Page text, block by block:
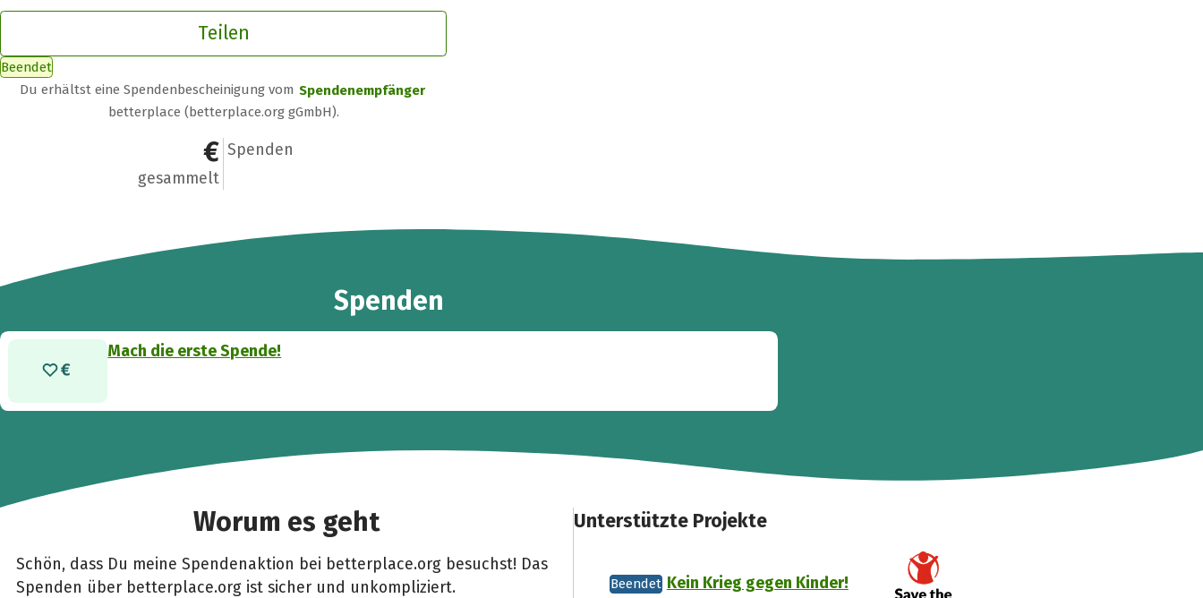
Teilen
Beendet
Du erhältst eine Spendenbescheinigung vom Spendenempfänger
betterplace (betterplace.org gGmbH).
0 €
gesammelt
0
Spenden
Spenden
Mach die erste Spende!
Worum es geht
Schön, dass Du meine Spendenaktion bei betterplace.org besuchst! Das
Spenden über betterplace.org ist sicher und unkompliziert.
Unterstützte Projekte
Beendet Kein Krieg gegen Kinder!